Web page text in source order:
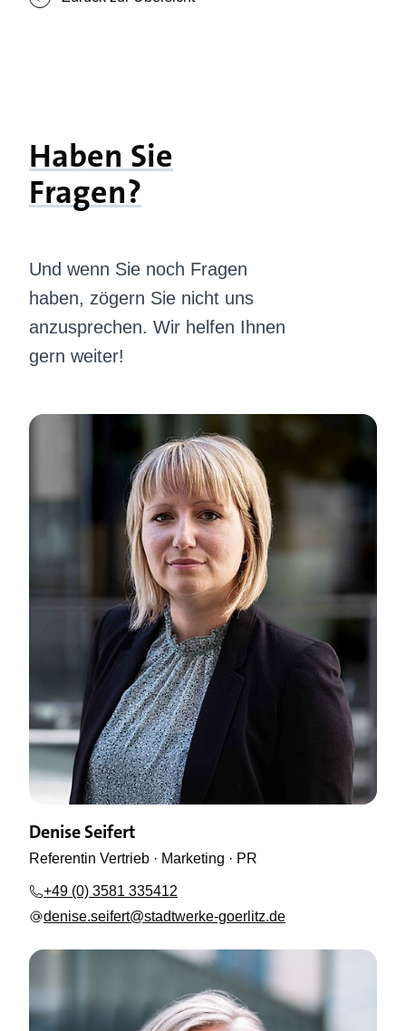
Haben Sie
Fragen?
Und wenn Sie noch Fragen
haben, zögern Sie nicht uns
anzusprechen. Wir helfen Ihnen
gern weiter!
Denise Seifert
Referentin Vertrieb · Marketing · PR
+49 (0) 3581 335412
denise.seifert@stadtwerke-goerlitz.de